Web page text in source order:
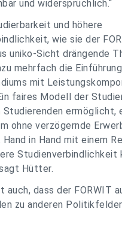
und widersprüchlich.“
und höhere
wie sie der
uniko-Sicht drängende
mehrfach die
mit
faires Modell der
Studierenden ermöglicht,
ohne verzögernde
in Hand mit einem
Studienverbindlichkeit
Hütter.
auch, dass der FORWIT
zu anderen